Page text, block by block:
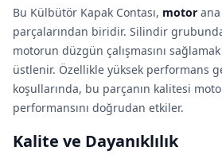
Bu Külbütör Kapak Contası, motor
parçalarından biridir. Silindir
motorun düzgün çalışmasını
üstlenir. Özellikle yüksek performans
koşullarında, bu parçanın kalitesi
performansını doğrudan etkiler.
Kalite ve Dayanıklılık